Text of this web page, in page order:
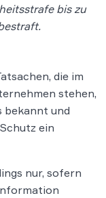
bis zu
die im
stehen,
bekannt und
ein
nur, sofern